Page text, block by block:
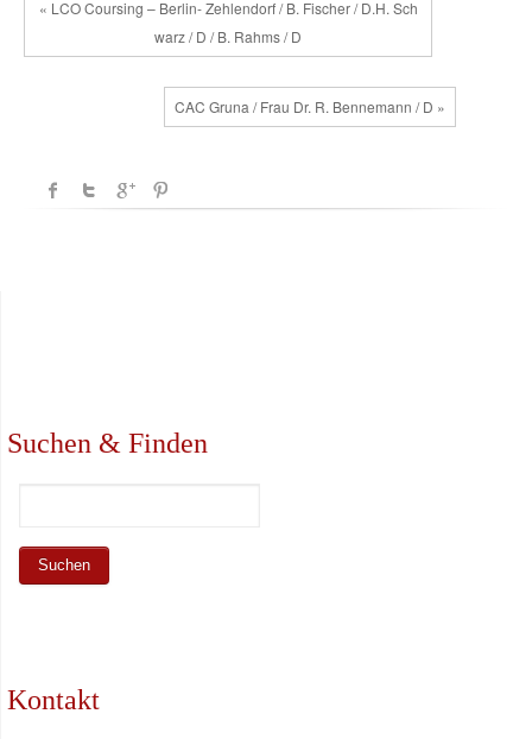
« LCO Coursing – Berlin- Zehlendorf / B. Fischer / D.H. Sch
warz / D / B. Rahms / D
CAC Gruna / Frau Dr. R. Bennemann / D »
Suchen & Finden
Kontakt